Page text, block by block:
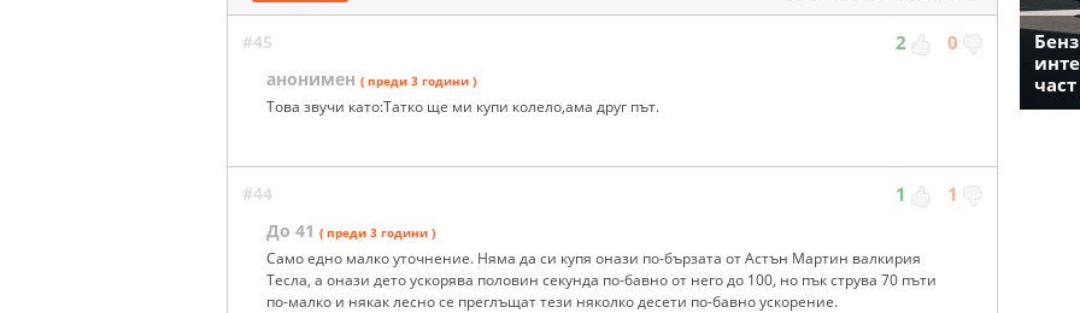
#45 2 0
анонимен ( преди 3 години )
Това звучи като:Татко ще ми купи колело,ама друг път.
#44 1 1
До 41 ( преди 3 години )
Само едно малко уточнение. Няма да си купя онази по-бързата от Астън Мартин валкирия
Тесла, а онази дето ускорява половин секунда по-бавно от него до 100, но пък струва 70 пъти
по-малко и някак лесно се преглъщат тези няколко десети по-бавно ускорение.
част